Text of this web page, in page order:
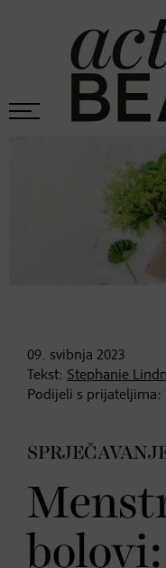
09. svibnja 2023
Tekst: Stephanie
Podijeli s prijateljima:
bolovi: